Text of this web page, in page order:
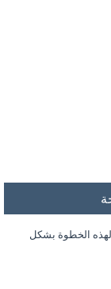
الخطوة بشكل